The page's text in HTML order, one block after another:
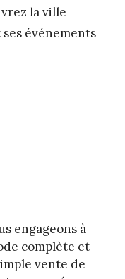
la ville
événements
engageons à
complète et
vente de